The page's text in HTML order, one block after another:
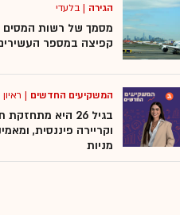
הגירה |בלעדי
מסמך של רשות המסים
קפיצה במספר
המשקיעים החדשים | ראיון
בגיל 26 היא
מניות